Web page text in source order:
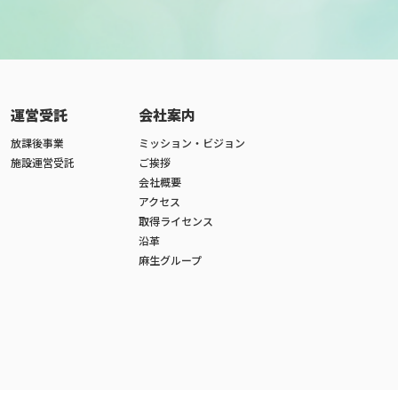
運営受託
放課後事業
施設運営受託
会社案内
ミッション・ビジョン
ご挨拶
会社概要
アクセス
取得ライセンス
沿革
麻生グループ